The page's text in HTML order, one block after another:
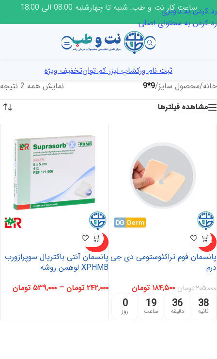
رد کردن به ناوبری
رد کردن به محتوای اصلی
ساعت کار نت و طب: شنبه تا چهارشنبه 08:00 الی 18:00
ثبت نام ورکشاپ لیزر کم توانتخفیف ویژه
خانه/محصول سایز/
9*9
نمایش همه 2 نتیجه
مشاهده فیلترها
-10%
پانسمان فوم تراکئوستومی دی جی
درم
۲۰۵,۰۰۰تومان ۱۸۴,۵۰۰ تومان
0
روز
19
ساعت
36
دقیقه
38
ثانیه
ناموجو
د
پانسمان آنتی باکتریال سوپرازورب
XPHMB لوهمن روشه
۲۴۲,۰۰۰ تومان – ۵۳۹,۰۰۰ تومان